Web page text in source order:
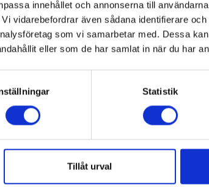
innehållet och annonserna till
vidarebefordrar även sådana identifierare
som vi samarbetar med. Dessa
eller som de har samlat in när du har
Statistik
Tillåt urval